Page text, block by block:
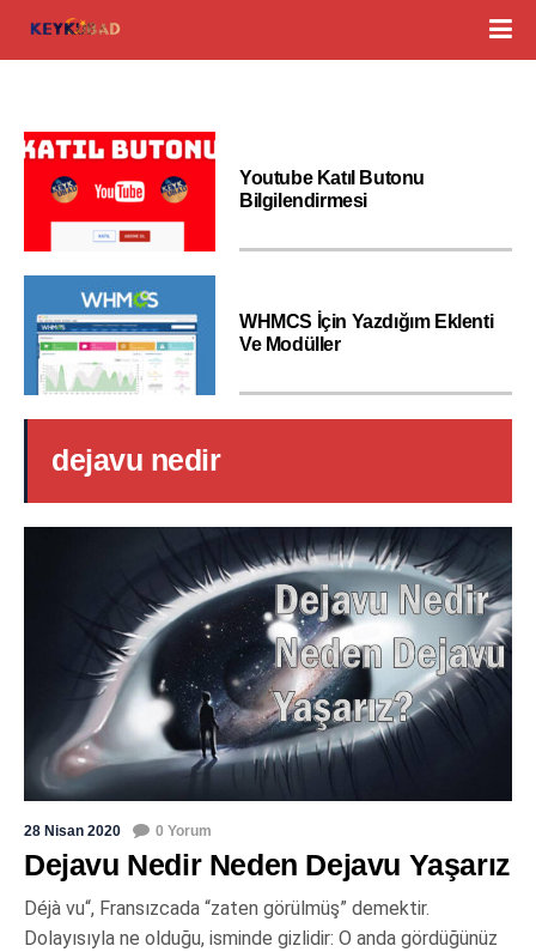
Youtube Katıl Butonu
Bilgilendirmesi
WHMCS İçin Yazdığım Eklenti
Ve Modüller
dejavu nedir
28 Nisan 2020 0 Yorum
Dejavu Nedir Neden Dejavu Yaşarız
Déjà vu“, Fransızcada “zaten görülmüş” demektir.
Dolayısıyla ne olduğu, isminde gizlidir: O anda gördüğünüz